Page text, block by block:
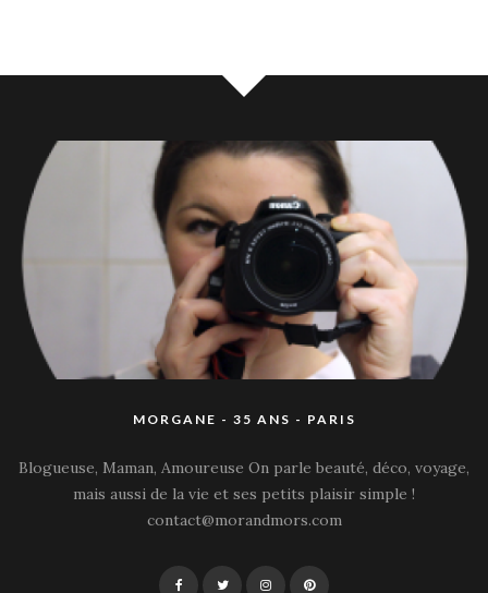
MORGANE - 35 ANS - PARIS
Blogueuse, Maman, Amoureuse On parle beauté, déco, voyage,
mais aussi de la vie et ses petits plaisir simple !
contact@morandmors.com